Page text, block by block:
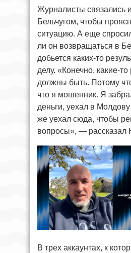
Журналисты связались
Бельчугом, чтобы
ситуацию. А еще
ли он возвращаться в
добьется каких-то
делу. «Конечно, какие-то
должны быть. Потому
что я мошенник. Я
деньги, уехал в
же уехал сюда, чтобы
вопросы», — рассказал
В трех аккаунтах, к